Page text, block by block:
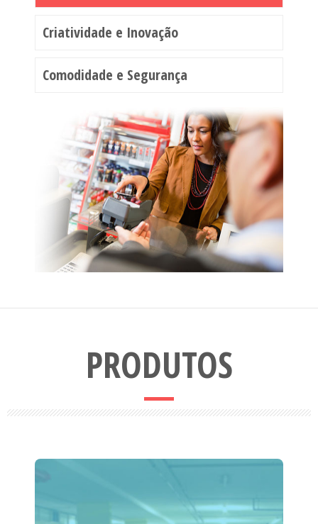
Criatividade e Inovação
Comodidade e Segurança
PRODUTOS